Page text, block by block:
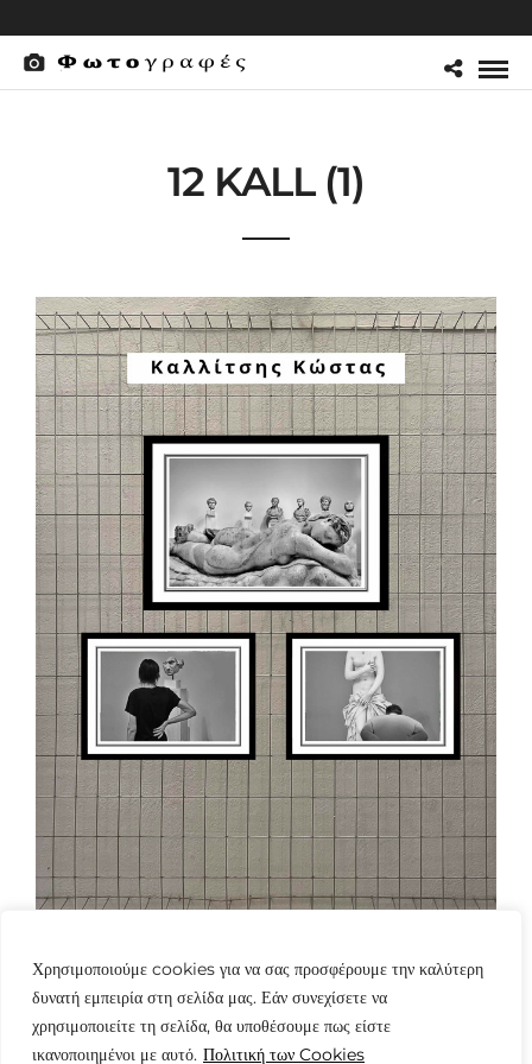
Χρησιμοποιούμε cookies για να σας προσφέρουμε την καλύτερη
δυνατή εμπειρία στη σελίδα μας. Εάν συνεχίσετε να
χρησιμοποιείτε τη σελίδα, θα υποθέσουμε πως είστε
ικανοποιημένοι με αυτό. Πολιτική των Cookies
12 KALL (1)